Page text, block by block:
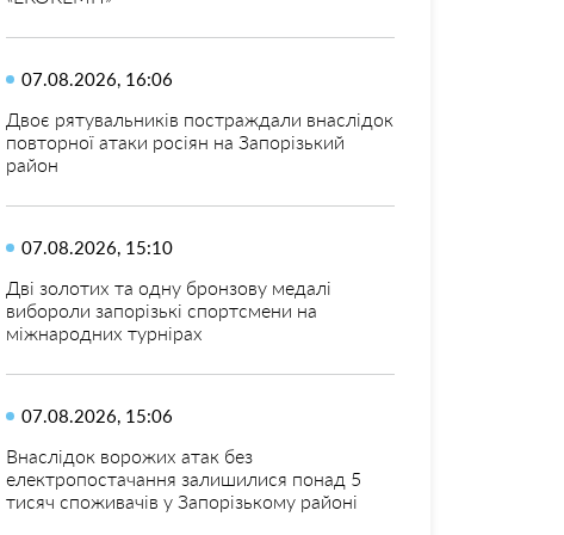
07.08.2026, 16:06
Двоє рятувальників постраждали внаслідок
повторної атаки росіян на Запорізький
район
07.08.2026, 15:10
Дві золотих та одну бронзову медалі
вибороли запорізькі спортсмени на
міжнародних турнірах
07.08.2026, 15:06
Внаслідок ворожих атак без
електропостачання залишилися понад 5
тисяч споживачів у Запорізькому районі